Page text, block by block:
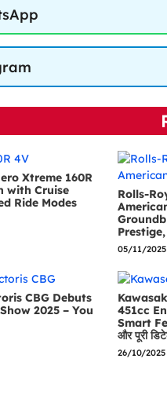
Xtreme 160R
with Cruise
Ride Modes
Rolls-
05/11/2025
CBG Debuts
2025 – You
451cc
Smart
और पूरी
26/10/2025